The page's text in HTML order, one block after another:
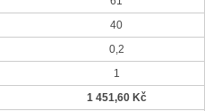
40
0,2
1
1 451,60 Kč